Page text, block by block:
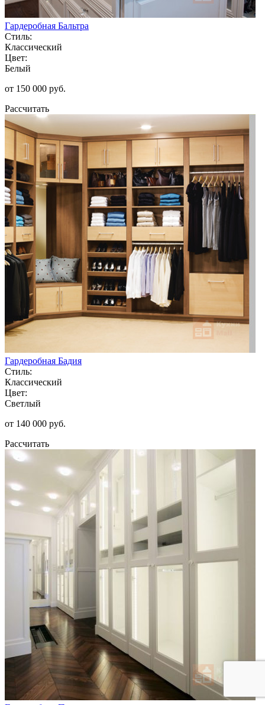
Гардеробная Бальтра
Стиль:
Классический
Цвет:
Белый
от 150 000 руб.
Рассчитать
Гардеробная Бадия
Стиль:
Классический
Цвет:
Светлый
от 140 000 руб.
Рассчитать